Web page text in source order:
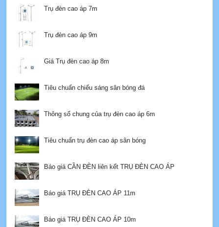
Trụ đèn cao áp 7m
Trụ đèn cao áp 9m
Giá Trụ đèn cao áp 8m
Tiêu chuẩn chiếu sáng sân bóng đá
Thông số chung của trụ đèn cao áp 6m
Tiêu chuẩn trụ đèn cao áp sân bóng
Báo giá CẦN ĐÈN liên kết TRỤ ĐÈN CAO ÁP
Báo giá TRỤ ĐÈN CAO ÁP 11m
Báo giá TRỤ ĐÈN CAO ÁP 10m